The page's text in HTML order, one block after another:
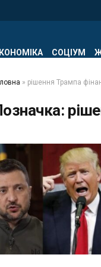
СОЦІУМ
» рішення Трампа